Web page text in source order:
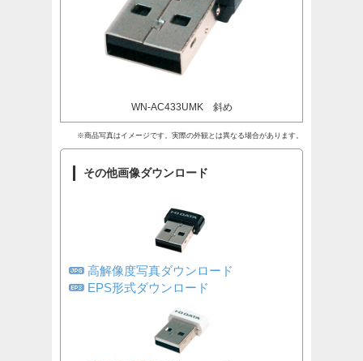
WN-AC433UMK 斜め
※商品写真はイメージです。実際の外観とは異なる場合があります。
その他画像ダウンロード
高解像度写真ダウンロード
EPS形式ダウンロード